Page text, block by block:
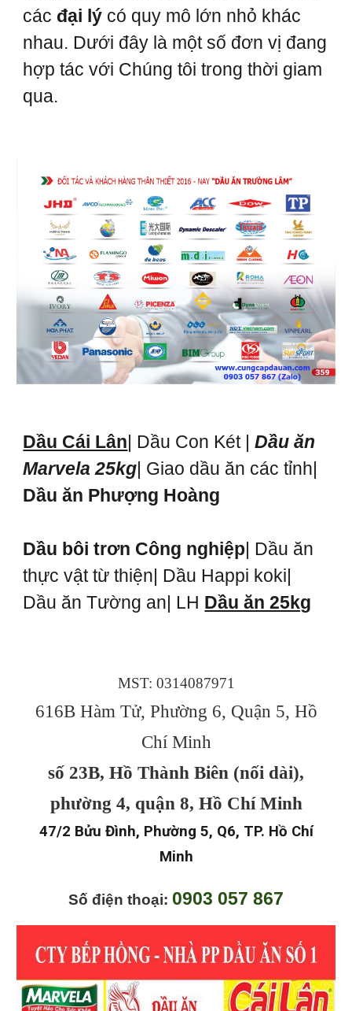
các đại lý có quy mô lớn nhỏ khác
nhau. Dưới đây là một số đơn vị đang
hợp tác với Chúng tôi trong thời giam
qua.
Dầu Cái Lân| Dầu Con Két |Dầu ăn
Marvela 25kg| Giao dầu ăn các tỉnh|
Dầu ăn Phượng Hoàng
Dầu bôi trơn Công nghiệp| Dầu ăn
thực vật từ thiện| Dầu Happi koki|
Dầu ăn Tường an| LH Dầu ăn 25kg
MST: 0314087971
616B Hàm Tử, Phường 6, Quận 5, Hồ
Chí Minh
số 23B, Hồ Thành Biên (nối dài),
phường 4, quận 8, Hồ Chí Minh
47/2 Bửu Đình, Phường 5, Q6, TP. Hồ Chí
Minh
Số điện thoại: 0903 057 867